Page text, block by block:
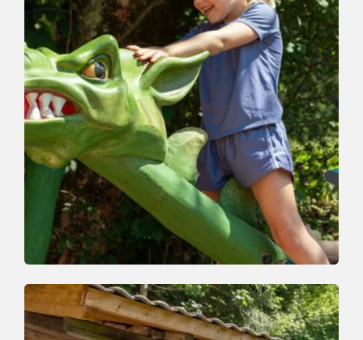
Wirbelwindweg Wildschönau
Länge4.5 kmDauer2:30 h Höhenmeter 260 hm 230 hm